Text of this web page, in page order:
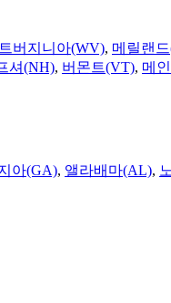
버지니아(WV), 메릴랜
셔(NH), 버몬트(VT), 메
아(GA), 앨라배마(AL),